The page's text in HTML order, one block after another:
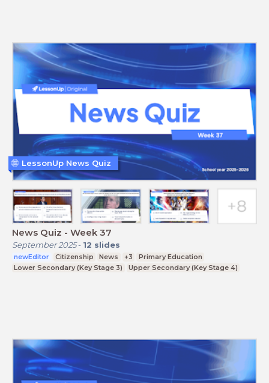
News Quiz - Week 37
September 2025- 12 slides
newEditor Citizenship News +3
Primary Education
Lower Secondary (Key Stage 3)
Upper Secondary (Key Stage 4)
LessonUp News Quiz